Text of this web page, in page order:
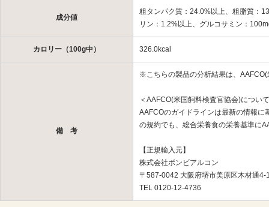
成分値
粗タンパク質：24.0%以上、粗脂質：
リン：1.2%以上、グルコサミン：
カロリー（100g中） 326.0kcal
備 考
※こちらの製品の分析結果は、
＜AAFCO(米国飼料検査官協会)につい
AAFCOのガイドラインは最新の情報
の規約でも、総合栄養食の栄養基準に
【正規輸入元】
株式会社ボンビアルコン
〒587-0042 大阪府堺市美原区木材通4-
TEL 0120-12-4736